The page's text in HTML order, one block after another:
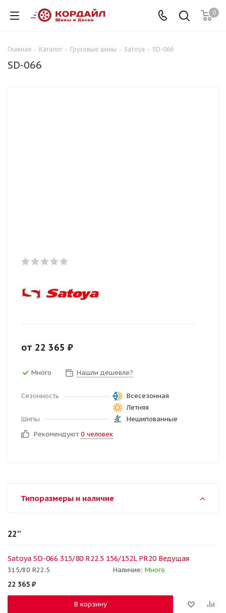
0
Главная - Каталог - Грузовые шины - Satoya - SD-066
SD-066
от 22 365 ₽
Много Нашли дешевле?
Сезонность
Всесезонная
Летняя
Шипы
Нешипованные
Рекомендуют 0 человек
Типоразмеры и наличие
22''
Satoya SD-066 315/80 R22.5 156/152L PR20 Ведущая
315/80 R22.5 Наличие: Много
22 365 ₽
В корзину